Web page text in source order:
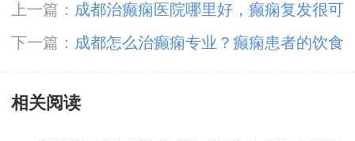
上一篇： 成都治癫痫医院哪里好，癫痫复发很可
怕应该如何预防？
下一篇： 成都怎么治癫痫专业？癫痫患者的饮食
禁忌知多少?
相关阅读